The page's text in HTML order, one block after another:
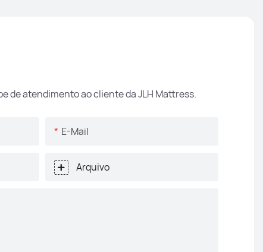
de atendimento ao cliente da JLH Mattress.
E-Mail
Arquivo